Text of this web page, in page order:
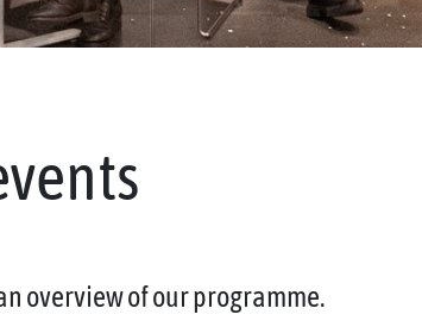
overview of our programme.